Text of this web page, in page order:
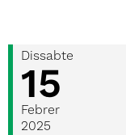
Dissabte
15
Febrer
2025